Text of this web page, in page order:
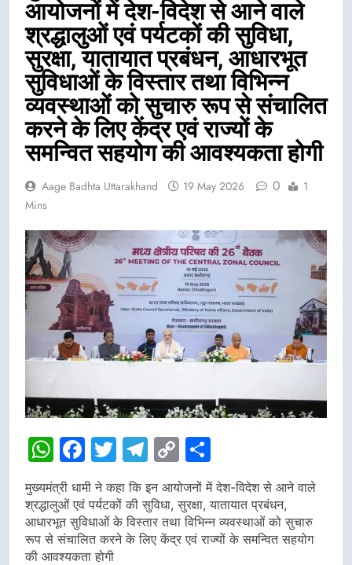
आयोजनों में देश-विदेश से आने वाले
श्रद्धालुओं एवं पर्यटकों की सुविधा,
सुरक्षा, यातायात प्रबंधन, आधारभूत
सुविधाओं के विस्तार तथा विभिन्न
व्यवस्थाओं को सुचारु रूप से संचालित
करने के लिए केंद्र एवं राज्यों के
समन्वित सहयोग की आवश्यकता होगी
Aage Badhta Uttarakhand 19 May 2026 0
1
Mins
WhatsApp
Facebook
Twitter
Telegram
Copy
Link
मुख्यमंत्री धामी ने कहा कि इन आयोजनों में देश-विदेश से आने वाले
श्रद्धालुओं एवं पर्यटकों की सुविधा, सुरक्षा, यातायात प्रबंधन,
आधारभूत सुविधाओं के विस्तार तथा विभिन्न व्यवस्थाओं को सुचारु
रूप से संचालित करने के लिए केंद्र एवं राज्यों के समन्वित सहयोग
की आवश्यकता होगी